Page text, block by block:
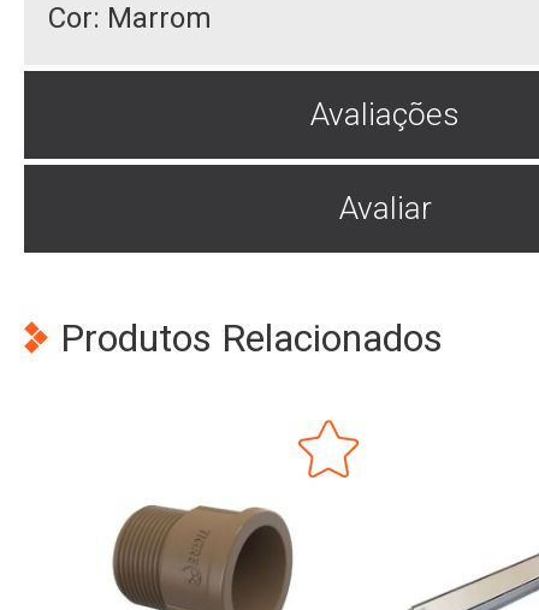
Cor: Marrom
Avaliações
Avaliar
Produtos Relacionados